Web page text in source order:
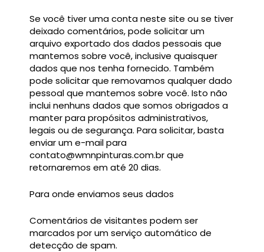
Se você tiver uma conta neste site ou se tiver
deixado comentários, pode solicitar um
arquivo exportado dos dados pessoais que
mantemos sobre você, inclusive quaisquer
dados que nos tenha fornecido. Também
pode solicitar que removamos qualquer dado
pessoal que mantemos sobre você. Isto não
inclui nenhuns dados que somos obrigados a
manter para propósitos administrativos,
legais ou de segurança. Para solicitar, basta
enviar um e-mail para
contato@wmnpinturas.com.brque
retornaremos em até 20 dias.
Para onde enviamos seus dados
Comentários de visitantes podem ser
marcados por um serviço automático de
detecção de spam.